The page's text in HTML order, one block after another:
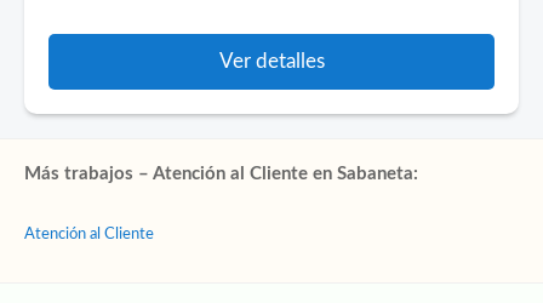
Ver detalles
Más trabajos – Atención al Cliente en Sabaneta:
Atención al Cliente